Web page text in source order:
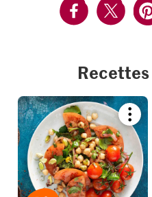
recipe
add
it
to
your